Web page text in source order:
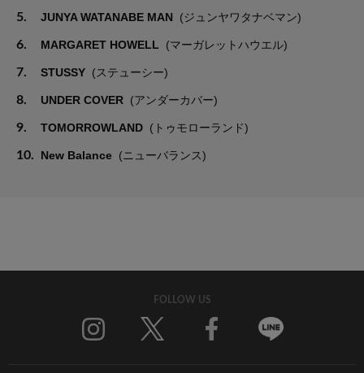
5. JUNYA WATANABE MAN (ジュンヤワタナベマン)
6. MARGARET HOWELL (マーガレットハウエル)
7. STUSSY (ステューシー)
8. UNDER COVER (アンダーカバー)
9. TOMORROWLAND (トゥモローランド)
10. New Balance (ニューバランス)
FOLLOW US